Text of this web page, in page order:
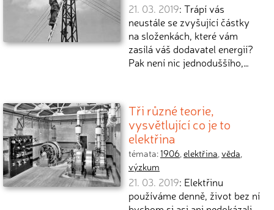
21. 03. 2019: Trápí vás
neustále se zvyšující částky
na složenkách, které vám
zasílá váš dodavatel energií?
Pak není nic jednoduššího,…
Tři různé teorie,
vysvětlující co je to
elektřina
témata:1906,elektřina,věda,
výzkum
21. 03. 2019: Elektřinu
používáme denně, život bez ní